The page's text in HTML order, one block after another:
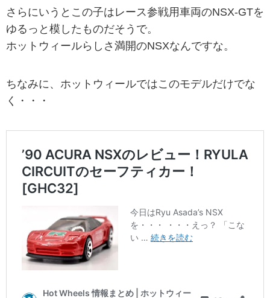
さらにいうとこの子はレース参戦用車両のNSX-GTを
ゆるっと模したものだそうで。
ホットウィールらしさ満開のNSXなんですな。
ちなみに、ホットウィールではこのモデルだけでな
く・・・